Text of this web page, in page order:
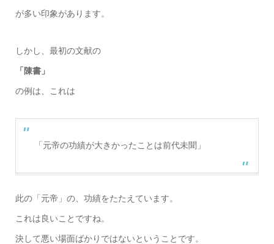
が多い印象があります。
しかし、最初の文献の
「陳書」
の例は、これは
「元帝の功績が大きかったことは前代未聞」
此の「元帝」の、功績をたたえています。
これは良いことですね。
決して悪い場面ばかりではないということです。